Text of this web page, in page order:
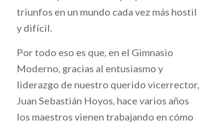
triunfos en un mundo cada vez más hostil
y difícil.
Por todo eso es que, en el Gimnasio
Moderno, gracias al entusiasmo y
liderazgo de nuestro querido vicerrector,
Juan Sebastián Hoyos, hace varios años
los maestros vienen trabajando en cómo